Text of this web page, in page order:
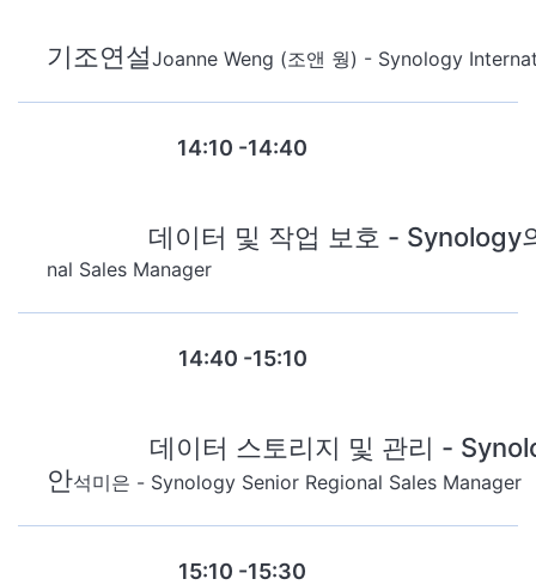
기조연설Joanne Weng (조앤 웡) - Synology
14:10 -14:40
데이터 및 작업 보호 - Synology
nal Sales Manager
14:40 -15:10
데이터 스토리지 및 관리 -
안석미은 - Synology Senior Regional Sales Manager
15:10 -15:30